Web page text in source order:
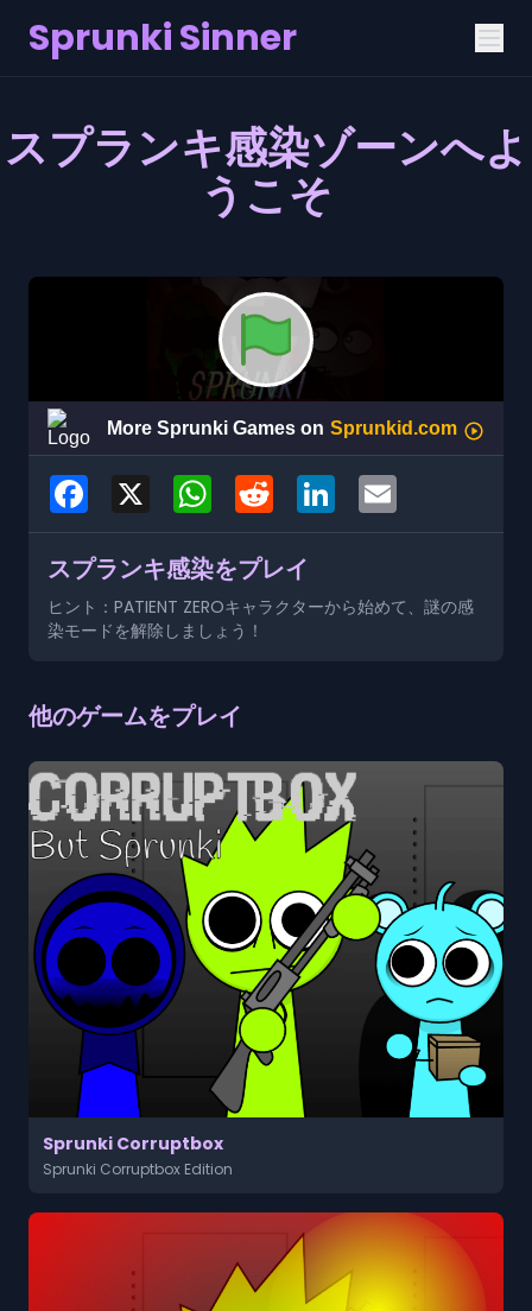
Sprunki Sinner
スプランキ感染ゾーンへよ
うこそ
Facebook WhatsAppReddit LinkedIn
スプランキ感染をプレイ
ヒント：PATIENT ZEROキャラクターから始めて、謎の感
染モードを解除しましょう！
他のゲームをプレイ
Sprunki Corruptbox
Sprunki Corruptbox Edition